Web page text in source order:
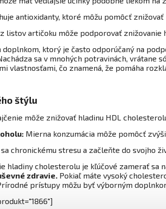
antioxidanty, ktoré môžu pomôcť
listov artičoku môže podporovať
doplnkom, ktorý je často odporúčaný na
sa v mnohých potravinách, vrátane
vlastnosťami, čo znamená, že pomáha
štýlu
môže znižovať hladinu HDL
Mierna konzumácia môže pomôcť
chronickému stresu a začleňte do svojho
hladiny cholesterolu je kľúčové zamerať sa
zdravie. Pokiaľ máte vysoký
prístupy môžu byť výborným